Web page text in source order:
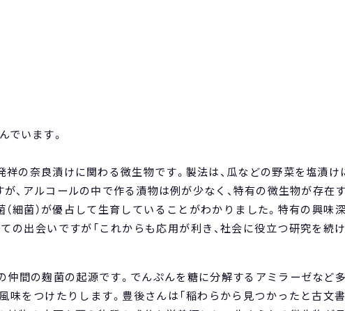
でいます。
の奈良漬けに関わる微生物です。製法は、瓜などの野菜を塩漬け
、アルコールの中で作る漬物は例が少なく、特有の微生物が存在
細菌）が優占して生育していることがわかりました。特有の興味
の出会いですが「これからも応用が利き、社会に役立つ研究を続
仲間の麹菌の起源です。でんぷんを糖に分解するアミラーゼなど
味をつけたりします。豊後さんは「稲わらから見つかったと古文